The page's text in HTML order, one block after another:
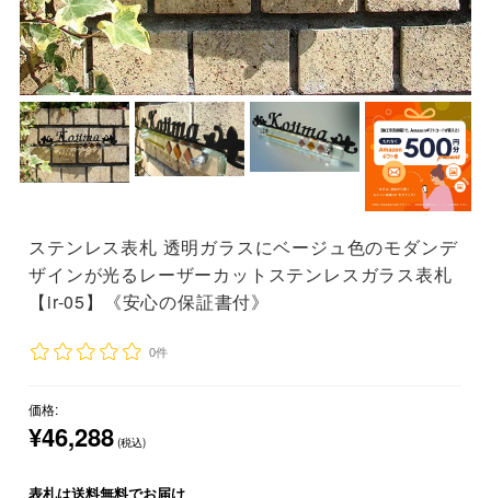
ステンレス表札 透明ガラスにベージュ色のモダンデ
ザインが光るレーザーカットステンレスガラス表札
【ir-05】《安心の保証書付》
0件
価格:
¥46,288 (税込)
表札は送料無料でお届け